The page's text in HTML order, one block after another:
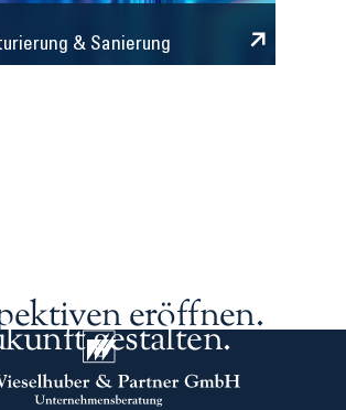
& Sanierung
eröffnen.
gestalten.